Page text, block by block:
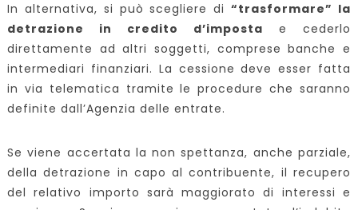
In alternativa, si può scegliere di“trasformare” la
detrazione in credito d’imposta e cederlo
direttamente ad altri soggetti, comprese banche e
intermediari finanziari. La cessione deve esser fatta
in via telematica tramite le procedure che saranno
definite dall’Agenzia delle entrate.
Se viene accertata la non spettanza, anche parziale,
della detrazione in capo al contribuente, il recupero
del relativo importo sarà maggiorato di interessi e